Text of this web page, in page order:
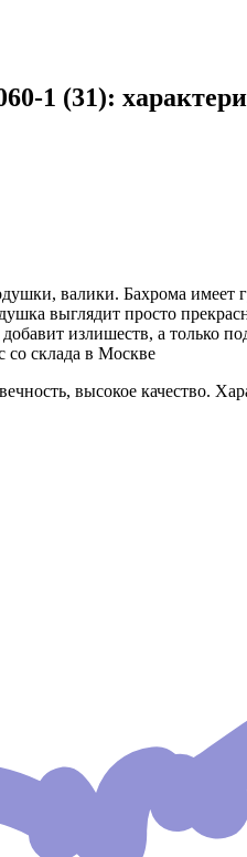
1 (31):
валики. Бахрома
выглядит просто
излишеств, а
со склада в Москве
высокое качество.